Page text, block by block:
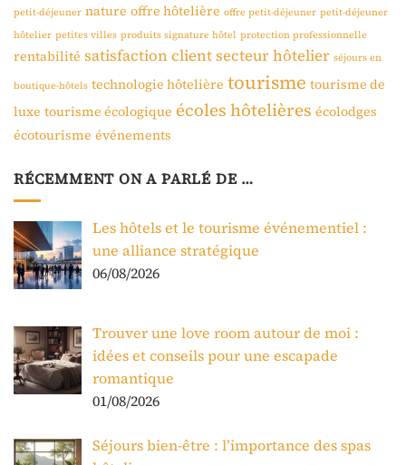
petit-déjeuner nature offre hôtelière offre petit-déjeuner petit-déjeuner
hôtelier petites villes produits signature hôtel protection professionnelle
rentabilité satisfaction clientsecteur hôtelier séjours en
boutique-hôtels technologie hôtelière tourisme tourisme de
luxe tourisme écologique écoles hôtelières écolodges
écotourisme événements
RÉCEMMENT ON A PARLÉ DE …
Les hôtels et le tourisme événementiel :
une alliance stratégique
06/08/2026
Trouver une love room autour de moi :
idées et conseils pour une escapade
romantique
01/08/2026
Séjours bien-être : l’importance des spas